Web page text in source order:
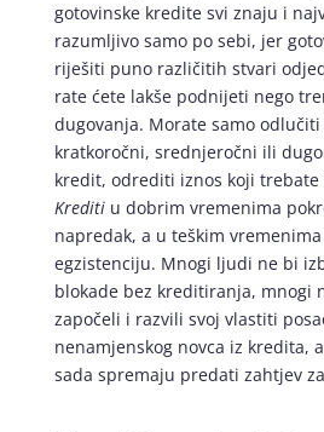
gotovinske kredite svi znaju i
razumljivo samo po sebi, jer
riješiti puno različitih stvari
rate ćete lakše podnijeti nego
dugovanja. Morate samo
kratkoročni, srednjeročni ili
kredit, odrediti iznos koji
Kreditiu dobrim vremenima
napredak, a u teškim
egzistenciju. Mnogi ljudi ne bi
blokade bez kreditiranja, mnogi
započeli i razvili svoj vlastiti
nenamjenskog novca iz kredita,
sada spremaju predati zahtjev